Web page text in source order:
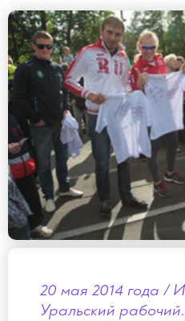
воспитанниках
нуждаются в заботе
Для меня очень
уделяется спорту
используются
спорта в нашей
занятия
стали нормой
общества.
Вместе мы сможем
20 мая 2014 года /
Уральский